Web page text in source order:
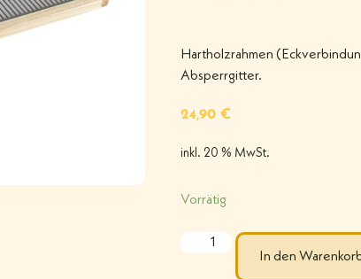
Hartholzrahmen
Absperrgitter.
24,90 €
inkl. 20 % MwSt.
Vorrätig
In den